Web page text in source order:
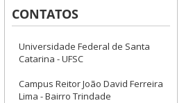
CONTATOS
Universidade Federal de Santa
Catarina - UFSC
Campus Reitor João David Ferreira
Lima - Bairro Trindade